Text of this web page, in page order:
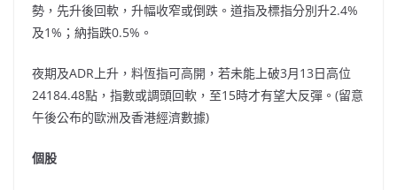
勢，先升後回軟，升幅收窄或倒跌。道指及標指分別升2.4%
及1%；納指跌0.5%。
夜期及ADR上升，料恆指可高開，若未能上破3月13日高位
24184.48點，指數或調頭回軟，至15時才有望大反彈。(留意
午後公布的歐洲及香港經濟數據)
個股